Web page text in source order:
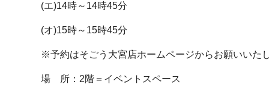
(エ)14時～14時45分
(オ)15時～15時45分
※予約はそごう大宮店ホームページからお願いいたし
場 所：2階＝イベントスペース